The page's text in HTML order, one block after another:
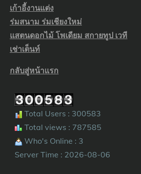
เก้าอี้งานแต่ง
ร่มสนาม ร่มเชียงใหม่
แสตนดอกไม้ โพเดียม สกายทูป เวที
เช่าเต็นท์
กลับสู่หน้าแรก
Total Users : 300583
Total views : 787585
Who's Online : 3
Server Time : 2026-08-06